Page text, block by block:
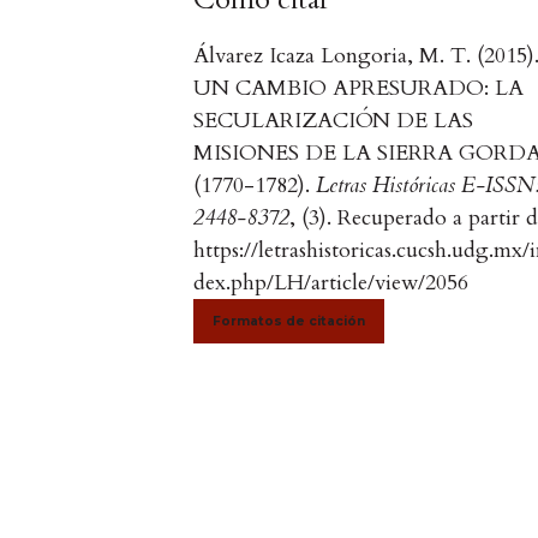
Álvarez Icaza Longoria, M. T. (2015).
UN CAMBIO APRESURADO: LA
SECULARIZACIÓN DE LAS
MISIONES DE LA SIERRA
(1770-1782).Letras Históricas E-
2448-8372, (3). Recuperado a partir
https://letrashistoricas.cucsh.udg.mx/
dex.php/LH/article/view/2056
Formatos de citación